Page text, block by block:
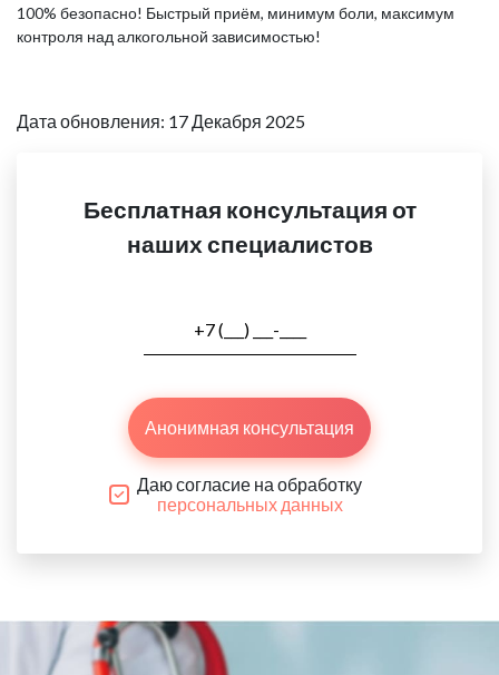
100% безопасно! Быстрый приём, минимум боли, максимум
контроля над алкогольной зависимостью!
Дата обновления: 17 Декабря 2025
Бесплатная консультация от
наших специалистов
Анонимная консультация
Даю согласие на обработку
персональных данных